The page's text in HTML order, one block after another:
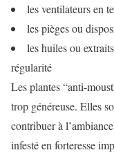
les ventilateurs en
les pièges ou
les huiles ou
régularité
Les plantes “anti-
trop généreuse. Elles
contribuer à
infesté en forteresse